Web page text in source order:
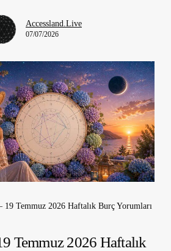
Accessland.Live
07/07/2026
19 Temmuz 2026 Haftalık Burç Yorumları
Temmuz 2026 Haftalık